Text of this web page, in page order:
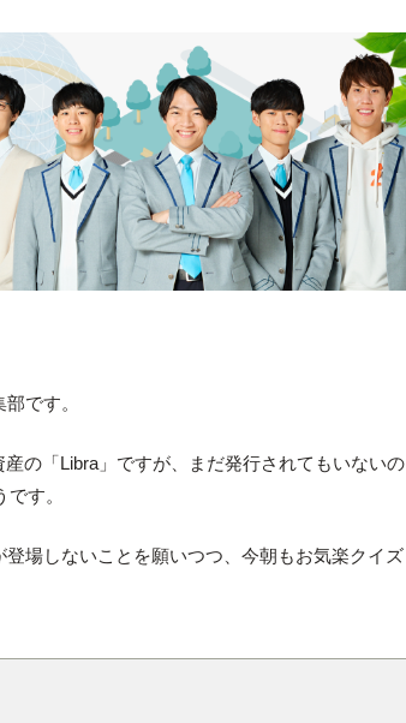
です。
の「Libra」ですが、まだ発行されてもいないの
す。
場しないことを願いつつ、今朝もお気楽クイズ